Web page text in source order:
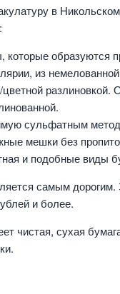
в
образуются
из
разлиновкой.
сульфатным
мешки без
и подобные виды
самым
и более.
чистая, сухая